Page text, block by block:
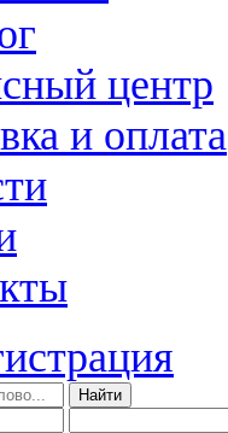
центр
и оплата